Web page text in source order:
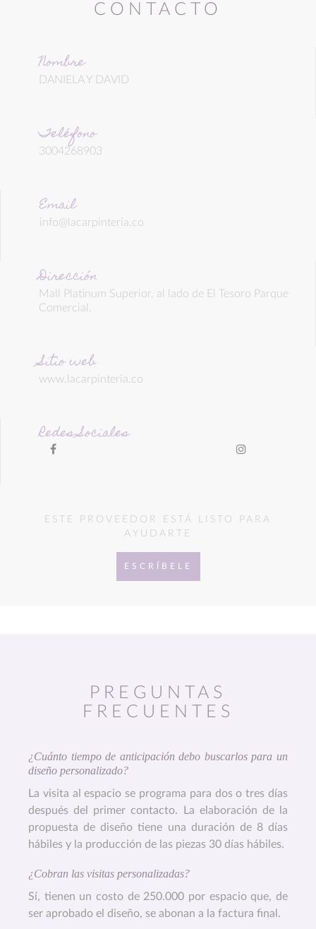
CONTACTO
Nombre
DANIELA Y DAVID
Teléfono
3004268903
Email
info@lacarpinteria.co
Dirección
Mall Platinum Superior, al lado de El Tesoro Parque
Comercial.
Sitio web
www.lacarpinteria.co
Redes Sociales
ESTE PROVEEDOR ESTÁ LISTO PARA
AYUDARTE
ESCRÍBELE
PREGUNTAS
FRECUENTES
¿Cuánto tiempo de anticipación debo buscarlos para un
diseño personalizado?
La visita al espacio se programa para dos o tres días
después del primer contacto. La elaboración de la
propuesta de diseño tiene una duración de 8 días
hábiles y la producción de las piezas 30 días hábiles.
¿Cobran las visitas personalizadas?
Sí, tienen un costo de 250.000 por espacio que, de
ser aprobado el diseño, se abonan a la factura final.